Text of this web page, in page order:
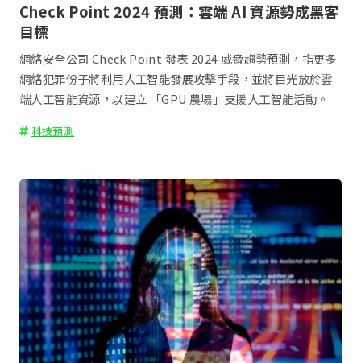
Check Point 2024 預測：雲端 AI 資源勢成黑客
目標
網絡安全公司 Check Point 發表 2024 威脅趨勢預測，指更多
網絡犯罪份子將利用人工智能發展攻擊手段，並將目光放於雲
端人工智能資源，以建立 「GPU 農場」支援人工智能活動。
科技預測